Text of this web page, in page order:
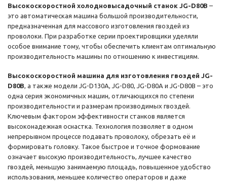
Высокоскоростной холодновысадочный станок JG-D80B –
это автоматическая машина большой производительности,
предназначенная для массового изготовления гвоздей из
проволоки. При разработке серии проектировщики уделяли
особое внимание тому, чтобы обеспечить клиентам оптимальную
производительность машины по отношению к инвестициям.
Высокоскоростной машина для изготовления гвоздей JG-
D80B, а также модели JG-D130A, JG-D80, JG-D80А и JG-D80В – это
одна серия экономичных машин, отличающихся по степени
производительности и размерам производимых гвоздей.
Ключевым фактором эффективности станков является
высоконадежная оснастка. Технология позволяет в одном
непрерывном процессе подавать проволоку, обрезать её и
формировать головку. Такое быстрое и точное формование
означает высокую производительность, лучшее качество
гвоздей, меньшую занимаемую площадь, повышенное удобство
использования, меньшее количество операторов и даже